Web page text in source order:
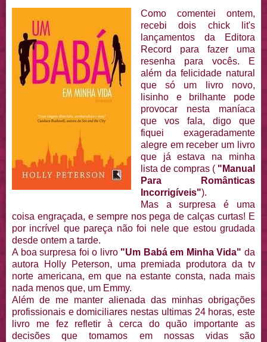
Como comentei ontem,
recebi dois chick lit's
lançamentos da Editora
Record para fazer uma
resenha para vocês. E
além da felicidade natural
que só um livro novo,
lisinho e brilhante pode
provocar nesta maníaca
que vos fala, digo que
fiquei exageradamente
alegre em receber um livro
que já estava na minha
lista de compras ( "Manual
Para Românticas
Incorrigíveis").
Mas a surpresa é uma
coisa engraçada, e sempre nos pega de calças curtas! E
por incrível que pareça não foi nele que estou grudada
desde ontem a tarde.
A boa surpresa foi o livro "Um Babá em Minha Vida"da
autora Holly Peterson, uma premiada produtora da tv
norte americana, em que na estante consta, nada mais
nada menos que, um Emmy.
Além de me manter alienada das minhas obrigações
profissionais e domiciliares nestas ultimas 24 horas, este
livro me fez refletir à cerca do quão importante as
decisões que tomamos em nossas vidas são